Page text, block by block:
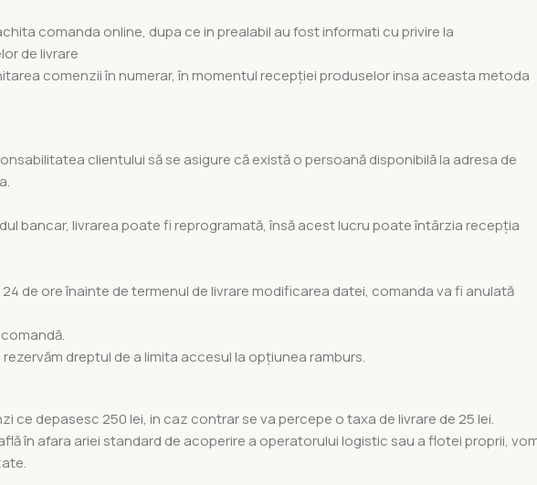
comanda online, dupa ce in prealabil au fost informati cu privire la
de livrare
comenzii în numerar, în momentul recepției produselor insa aceasta metoda
clientului să se asigure că există o persoană disponibilă la adresa de
bancar, livrarea poate fi reprogramată, însă acest lucru poate întârzia recepția
de ore înainte de termenul de livrare modificarea datei, comanda va fi anulată
dreptul de a limita accesul la opțiunea ramburs.
ce depasesc 250 lei, in caz contrar se va percepe o taxa de livrare de 25 lei.
în afara ariei standard de acoperire a operatorului logistic sau a flotei proprii,